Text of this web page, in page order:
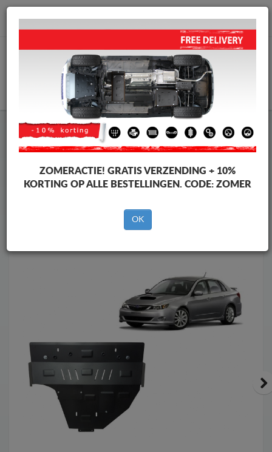
info@motorbeschermplaat.com
WINKELWAGEN
Motor Beschermplaat Motor Beschermplaat Subaru
Motor Beschermplaat
Impreza
Merken
Merken
Terug naar de catalogus
ZOMERACTIE! GRATIS VERZENDING + 10%
KORTING OP ALLE BESTELLINGEN. CODE: ZOMER
OK